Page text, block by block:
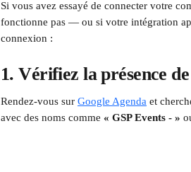
Si vous avez essayé de connecter votre
fonctionne pas — ou si votre intégration
connexion :
1. Vérifiez la présence
Rendez-vous sur Google Agenda et
avec des noms comme « GSP Events - »